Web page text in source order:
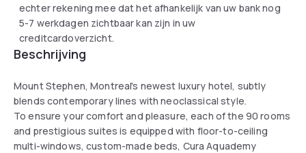
echter rekening mee dat het afhankelijk van uw bank nog
5-7 werkdagen zichtbaar kan zijn in uw
creditcardoverzicht.
Beschrijving
Mount Stephen, Montreal's newest luxury hotel, subtly
blends contemporary lines with neoclassical style.
To ensure your comfort and pleasure, each of the 90 rooms
and prestigious suites is equipped with floor-to-ceiling
multi-windows, custom-made beds, Cura Aquademy